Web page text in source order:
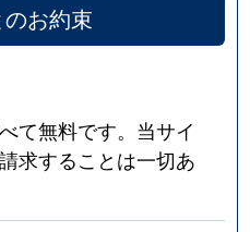
お約束
て無料です。当サイ
求することは一切あ